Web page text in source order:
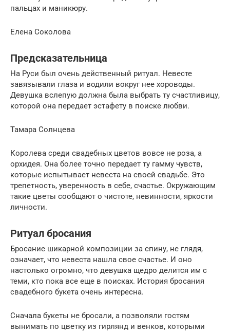
пальцах и маникюру.
Елена Соколова
Предсказательница
На Руси был очень действенный ритуал. Невесте
завязывали глаза и водили вокруг нее хороводы.
Девушка вслепую должна была выбрать ту счастливицу,
которой она передает эстафету в поиске любви.
Тамара Солнцева
Королева среди свадебных цветов вовсе не роза, а
орхидея. Она более точно передает ту гамму чувств,
которые испытывает невеста на своей свадьбе. Это
трепетность, уверенность в себе, счастье. Окружающим
такие цветы сообщают о чистоте, невинности, яркости
личности.
Ритуал бросания
Бросание шикарной композиции за спину, не глядя,
означает, что невеста нашла свое счастье. И оно
настолько огромно, что девушка щедро делится им с
теми, кто пока все еще в поисках. История бросания
свадебного букета очень интересна.
Сначала букеты не бросали, а позволяли гостям
вынимать по цветку из гирлянд и венков, которыми